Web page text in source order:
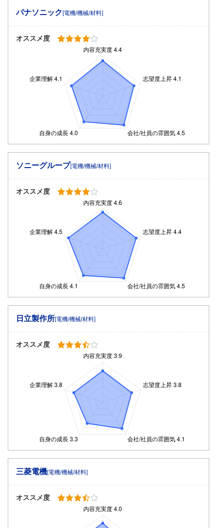
パナソニック[電機/機械/材料]
オススメ度
ソニーグループ[電機/機械/材料]
オススメ度
日立製作所[電機/機械/材料]
オススメ度
三菱電機[電機/機械/材料]
オススメ度